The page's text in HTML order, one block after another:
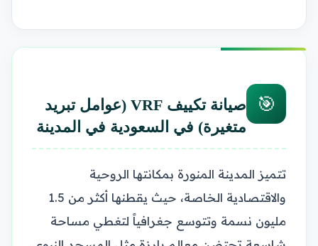
🎯
صيانة تكييف VRF (عوامل تبريد
متغيرة) في السعودية في المدينة
تتميز المدينة المنورة بمكانتها الروحية
والاقتصادية الخاصة، حيث يقطنها أكثر من 1.5
مليون نسمة وتتوسع جغرافياً لتغطي مساحة